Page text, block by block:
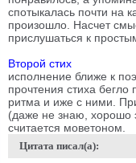
спотыкалась почти на
произошло. Насчет
прислушаться к
Второй стих
исполнение ближе к
прочтения стиха бегло
ритма и иже с ними.
(даже не знаю, хорошо
считается моветоном.
Цитата писал(а):